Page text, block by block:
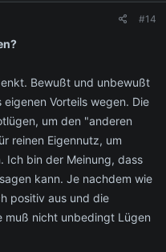
#14
Bewußt und unbewußt
Vorteils wegen. Die
um den "anderen
reinen Eigennutz, um
Ich bin der Meinung, dass
kann. Je nachdem wie
positiv aus und die
muß nicht unbedingt Lügen